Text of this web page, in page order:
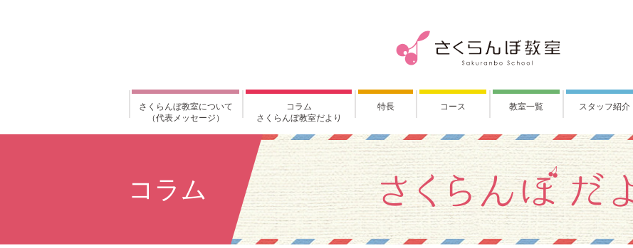
さくらんぼ教室について
（代表メッセージ）
コラム
さくらんぼ教室だより
特長 コース 教室一覧 スタッフ紹介
コラム